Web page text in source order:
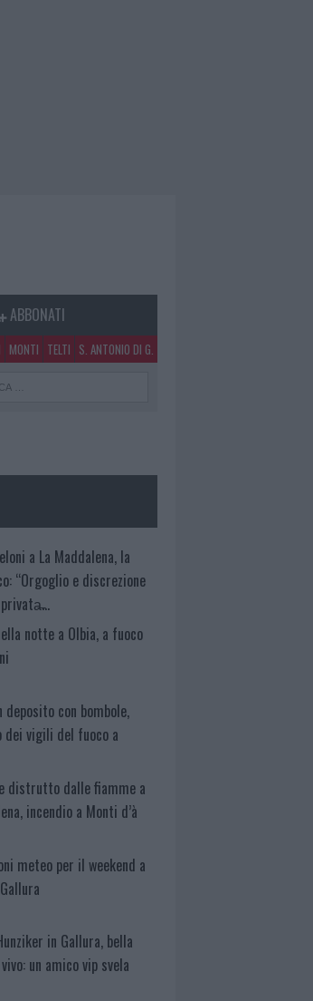
ABBONATI
MONTI TELTI S. ANTONIO DI G.
a La Maddalena, la
“Orgoglio e discrezione
notte a Olbia, a fuoco
deposito con bombole,
dei vigili del fuoco a
distrutto dalle fiamme a
incendio a Monti d’à
meteo per il weekend a
in Gallura, bella
un amico vip svela